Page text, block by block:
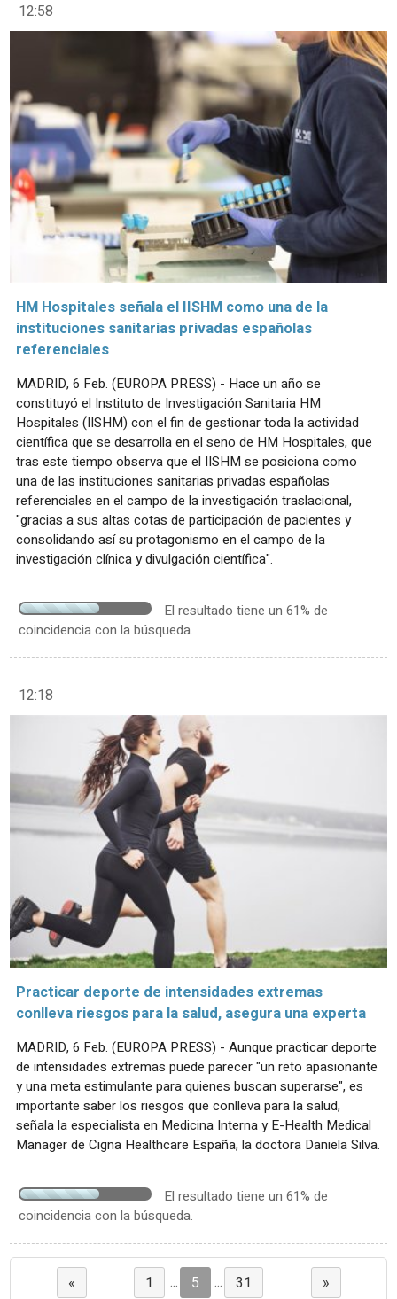
12:58
HM Hospitales señala el IISHM como una de la
instituciones sanitarias privadas españolas
referenciales
MADRID, 6 Feb. (EUROPA PRESS) - Hace un año se
constituyó el Instituto de Investigación Sanitaria HM
Hospitales (IISHM) con el fin de gestionar toda la actividad
científica que se desarrolla en el seno de HM Hospitales, que
tras este tiempo observa que el IISHM se posiciona como
una de las instituciones sanitarias privadas españolas
referenciales en el campo de la investigación traslacional,
"gracias a sus altas cotas de participación de pacientes y
consolidando así su protagonismo en el campo de la
investigación clínica y divulgación científica".
El resultado tiene un 61% de
coincidencia con la búsqueda.
12:18
Practicar deporte de intensidades extremas
conlleva riesgos para la salud, asegura una experta
MADRID, 6 Feb. (EUROPA PRESS) - Aunque practicar deporte
de intensidades extremas puede parecer "un reto apasionante
y una meta estimulante para quienes buscan superarse", es
importante saber los riesgos que conlleva para la salud,
señala la especialista en Medicina Interna y E-Health Medical
Manager de Cigna Healthcare España, la doctora Daniela Silva.
El resultado tiene un 61% de
coincidencia con la búsqueda.
« 1 ... 5 ... 31 »